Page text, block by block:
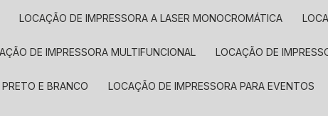
LOCAÇÃO DE IMPRESSORA A LASER MONOCROMÁTICA
DE IMPRESSORA MULTIFUNCIONAL LOCAÇÃO DE
E BRANCO LOCAÇÃO DE IMPRESSORA PARA EVENTOS